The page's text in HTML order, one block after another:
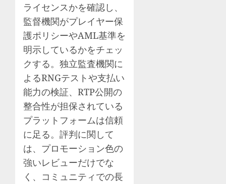
ライセンスかを確認し、
監督機関がプレイヤー保
護ポリシーやAML基準を
明示しているかをチェッ
クする。独立監査機関に
よるRNGテストや支払い
能力の検証、RTP公開の
整合性が担保されている
プラットフォームは信頼
に足る。評判に関して
は、プロモーション色の
強いレビューだけでな
く、コミュニティでの長